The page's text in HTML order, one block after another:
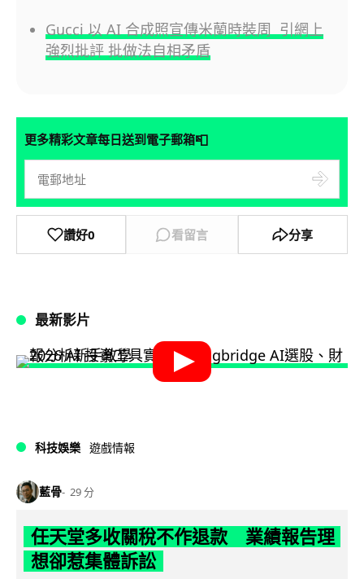
Gucci 以 AI 合成照宣傳米蘭時裝周 引網上
強烈批評 批做法自相矛盾
更多精彩文章每日送到電子郵箱📮
讚好0 看留言 分享
最新影片
科技娛樂 遊戲情報
藍骨 29 分
任天堂多收關稅不作退款 業績報告理
想卻惹集體訴訟